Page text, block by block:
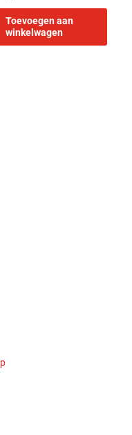
Toevoegen aan
winkelwagen